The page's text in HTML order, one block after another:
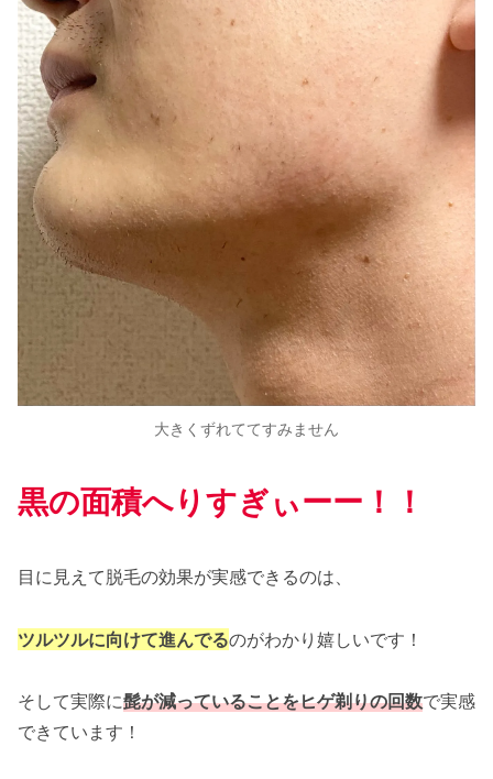
大きくずれててすみません
黒の面積へりすぎぃーー！！
目に見えて脱毛の効果が実感できるのは、
ツルツルに向けて進んでるのがわかり嬉しいです！
そして実際に髭が減っていることをヒゲ剃りの回数で実感
できています！